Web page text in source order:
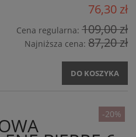
76,30 zł
Cena regularna: 109,00 zł
Najniższa cena: 87,20 zł
DO KOSZYKA
-20%